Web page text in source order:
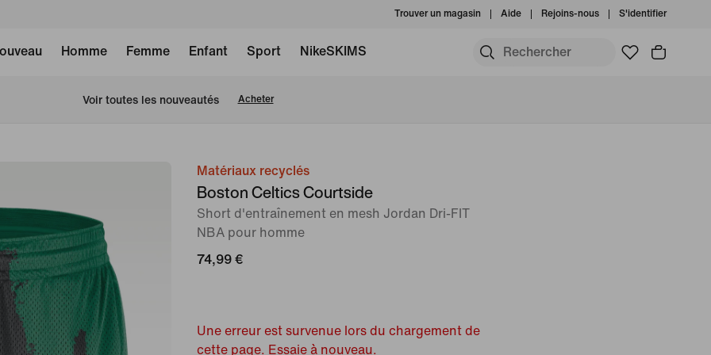
Trouver un magasin Aide Rejoins-nous S'identifier
Homme Femme Enfant Sport NikeSKIMS
Voir toutes les nouveautés Acheter
image 1Matériaux recyclés
Boston Celtics Courtside
Short d'entraînement en mesh Jordan Dri-FIT
NBA pour homme
74,99 €
Une erreur est survenue lors du chargement de
cette page. Essaie à nouveau.